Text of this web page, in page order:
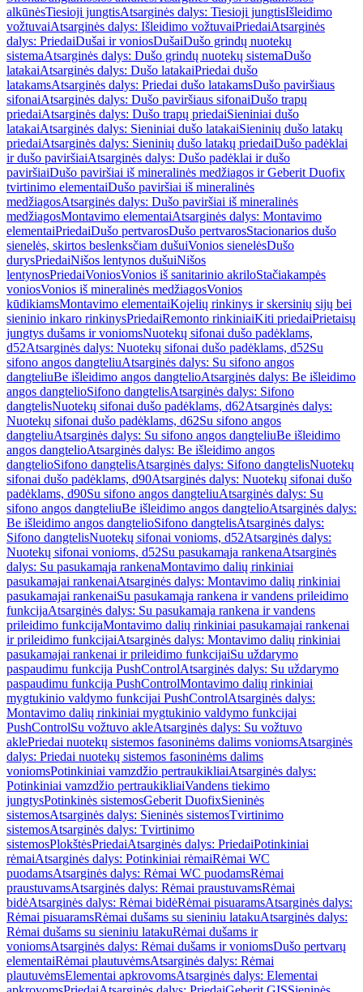
alkūnėsTiesioji jungtisAtsarginės dalys: Tiesioji jungtisIšleidimo
vožtuvaiAtsarginės dalys: Išleidimo vožtuvaiPriedaiAtsarginės
dalys: PriedaiDušai ir voniosDušaiDušo grindų nuotekų
sistemaAtsarginės dalys: Dušo grindų nuotekų sistemaDušo
latakaiAtsarginės dalys: Dušo latakaiPriedai dušo
latakamsAtsarginės dalys: Priedai dušo latakamsDušo paviršiaus
sifonaiAtsarginės dalys: Dušo paviršiaus sifonaiDušo trapų
priedaiAtsarginės dalys: Dušo trapų priedaiSieniniai dušo
latakaiAtsarginės dalys: Sieniniai dušo latakaiSieninių dušo latakų
priedaiAtsarginės dalys: Sieninių dušo latakų priedaiDušo padėklai
ir dušo paviršiaiAtsarginės dalys: Dušo padėklai ir dušo
paviršiaiDušo paviršiai iš mineralinės medžiagos ir Geberit Duofix
tvirtinimo elementaiDušo paviršiai iš mineralinės
medžiagosAtsarginės dalys: Dušo paviršiai iš mineralinės
medžiagosMontavimo elementaiAtsarginės dalys: Montavimo
elementaiPriedaiDušo pertvarosDušo pertvarosStacionarios dušo
sienelės, skirtos beslenksčiam dušuiVonios sienelėsDušo
durysPriedaiNišos lentynos dušuiNišos
lentynosPriedaiVoniosVonios iš sanitarinio akriloStačiakampės
voniosVonios iš mineralinės medžiagosVonios
kūdikiamsMontavimo elementaiKojelių rinkinys ir skersinių sijų bei
sieninio inkaro rinkinysPriedaiRemonto rinkiniaiKiti priedaiPrietaisų
jungtys dušams ir voniomsNuotekų sifonai dušo padėklams,
d52Atsarginės dalys: Nuotekų sifonai dušo padėklams, d52Su
sifono angos dangteliuAtsarginės dalys: Su sifono angos
dangteliuBe išleidimo angos dangtelioAtsarginės dalys: Be išleidimo
angos dangtelioSifono dangtelisAtsarginės dalys: Sifono
dangtelisNuotekų sifonai dušo padėklams, d62Atsarginės dalys:
Nuotekų sifonai dušo padėklams, d62Su sifono angos
dangteliuAtsarginės dalys: Su sifono angos dangteliuBe išleidimo
angos dangtelioAtsarginės dalys: Be išleidimo angos
dangtelioSifono dangtelisAtsarginės dalys: Sifono dangtelisNuotekų
sifonai dušo padėklams, d90Atsarginės dalys: Nuotekų sifonai dušo
padėklams, d90Su sifono angos dangteliuAtsarginės dalys: Su
sifono angos dangteliuBe išleidimo angos dangtelioAtsarginės dalys:
Be išleidimo angos dangtelioSifono dangtelisAtsarginės dalys:
Sifono dangtelisNuotekų sifonai vonioms, d52Atsarginės dalys:
Nuotekų sifonai vonioms, d52Su pasukamąja rankenaAtsarginės
dalys: Su pasukamąja rankenaMontavimo dalių rinkiniai
pasukamajai rankenaiAtsarginės dalys: Montavimo dalių rinkiniai
pasukamajai rankenaiSu pasukamąja rankena ir vandens prileidimo
funkcijaAtsarginės dalys: Su pasukamąja rankena ir vandens
prileidimo funkcijaMontavimo dalių rinkiniai pasukamajai rankenai
ir prileidimo funkcijaiAtsarginės dalys: Montavimo dalių rinkiniai
pasukamajai rankenai ir prileidimo funkcijaiSu uždarymo
paspaudimu funkcija PushControlAtsarginės dalys: Su uždarymo
paspaudimu funkcija PushControlMontavimo dalių rinkiniai
mygtukinio valdymo funkcijai PushControlAtsarginės dalys:
Montavimo dalių rinkiniai mygtukinio valdymo funkcijai
PushControlSu vožtuvo akleAtsarginės dalys: Su vožtuvo
aklePriedai nuotekų sistemos fasoninėms dalims voniomsAtsarginės
dalys: Priedai nuotekų sistemos fasoninėms dalims
voniomsPotinkiniai vamzdžio pertraukikliaiAtsarginės dalys:
Potinkiniai vamzdžio pertraukikliaiVandens tiekimo
jungtysPotinkinės sistemosGeberit DuofixSieninės
sistemosAtsarginės dalys: Sieninės sistemosTvirtinimo
sistemosAtsarginės dalys: Tvirtinimo
sistemosPlokštėsPriedaiAtsarginės dalys: PriedaiPotinkiniai
rėmaiAtsarginės dalys: Potinkiniai rėmaiRėmai WC
puodamsAtsarginės dalys: Rėmai WC puodamsRėmai
praustuvamsAtsarginės dalys: Rėmai praustuvamsRėmai
bidėAtsarginės dalys: Rėmai bidėRėmai pisuaramsAtsarginės dalys:
Rėmai pisuaramsRėmai dušams su sieniniu latakuAtsarginės dalys:
Rėmai dušams su sieniniu latakuRėmai dušams ir
voniomsAtsarginės dalys: Rėmai dušams ir voniomsDušo pertvarų
elementaiRėmai plautuvėmsAtsarginės dalys: Rėmai
plautuvėmsElementai apkrovomsAtsarginės dalys: Elementai